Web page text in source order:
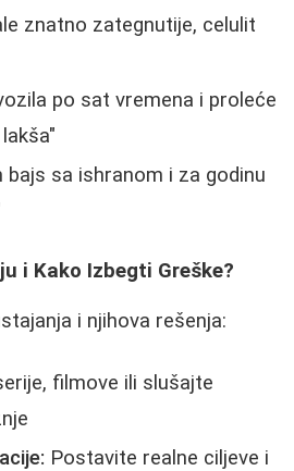
znatno zategnutije, celulit
po sat vremena i proleće
bajs sa ishranom i za godinu
i Kako Izbegti Greške?
i njihova rešenja:
filmove ili slušajte
Postavite realne ciljeve i